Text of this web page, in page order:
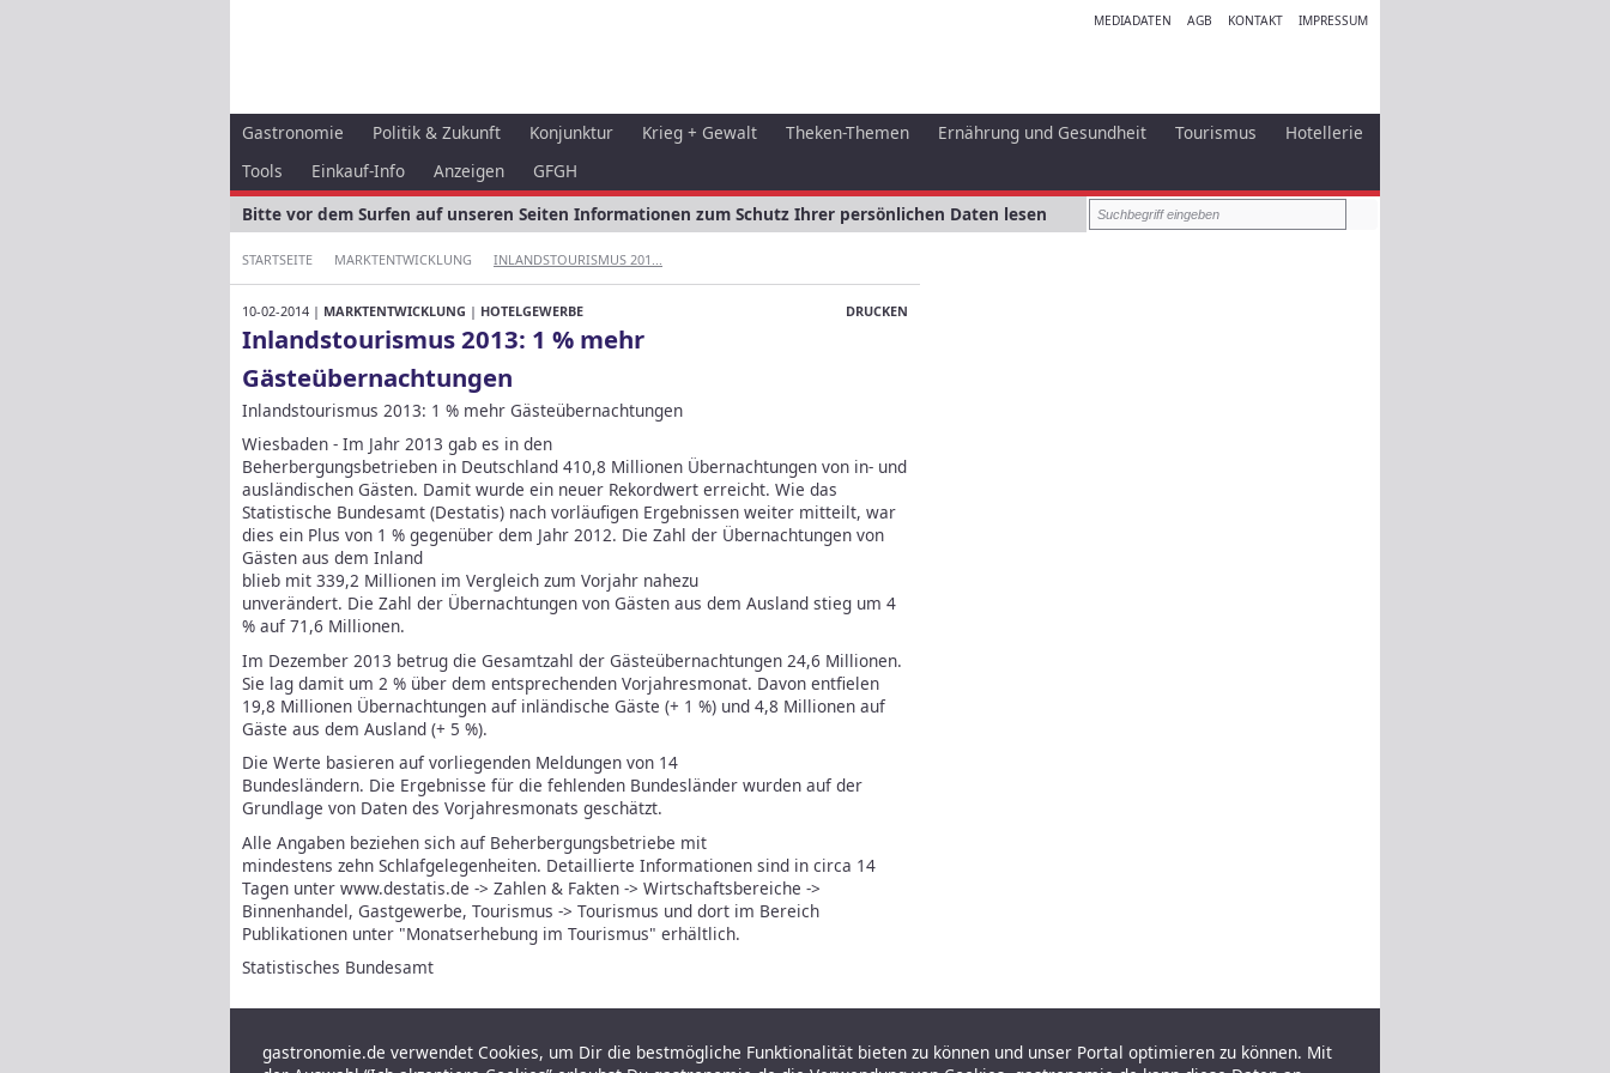
MEDIADATEN AGB KONTAKT IMPRESSUM
Gastronomie Politik & Zukunft Konjunktur Krieg + Gewalt Theken-Themen Ernährung und Gesundheit Tourismus
Hotellerie
Tools
Einkauf-Info Anzeigen
GFGH
Bitte vor dem Surfen auf unseren Seiten Informationen zum Schutz Ihrer persönlichen Daten lesen
STARTSEITE MARKTENTWICKLUNG INLANDSTOURISMUS 201...
DRUCKEN
10-02-2014 | MARKTENTWICKLUNG | HOTELGEWERBE
Inlandstourismus 2013: 1 % mehr
Gästeübernachtungen
Inlandstourismus 2013: 1 % mehr Gästeübernachtungen
Wiesbaden - Im Jahr 2013 gab es in den
Beherbergungsbetrieben in Deutschland 410,8 Millionen Übernachtungen von in- und
ausländischen Gästen. Damit wurde ein neuer Rekordwert erreicht. Wie das
Statistische Bundesamt (Destatis) nach vorläufigen Ergebnissen weiter mitteilt, war
dies ein Plus von 1 % gegenüber dem Jahr 2012. Die Zahl der Übernachtungen von
Gästen aus dem Inland
blieb mit 339,2 Millionen im Vergleich zum Vorjahr nahezu
unverändert. Die Zahl der Übernachtungen von Gästen aus dem Ausland stieg um 4
% auf 71,6 Millionen.
Im Dezember 2013 betrug die Gesamtzahl der Gästeübernachtungen 24,6 Millionen.
Sie lag damit um 2 % über dem entsprechenden Vorjahresmonat. Davon entfielen
19,8 Millionen Übernachtungen auf inländische Gäste (+ 1 %) und 4,8 Millionen auf
Gäste aus dem Ausland (+ 5 %).
Die Werte basieren auf vorliegenden Meldungen von 14
Bundesländern. Die Ergebnisse für die fehlenden Bundesländer wurden auf der
Grundlage von Daten des Vorjahresmonats geschätzt.
Alle Angaben beziehen sich auf Beherbergungsbetriebe mit
mindestens zehn Schlafgelegenheiten. Detaillierte Informationen sind in circa 14
Tagen unter www.destatis.de -> Zahlen & Fakten -> Wirtschaftsbereiche ->
Binnenhandel, Gastgewerbe, Tourismus -> Tourismus und dort im Bereich
Publikationen unter "Monatserhebung im Tourismus" erhältlich.
Statistisches Bundesamt
gastronomie.de verwendet Cookies, um Dir die bestmögliche Funktionalität bieten zu können und unser Portal optimieren zu können. Mit